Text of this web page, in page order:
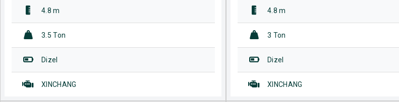
4.8 m
3.5 Ton
Dizel
XINCHANG
4.8 m
3 Ton
Dizel
XINCHANG